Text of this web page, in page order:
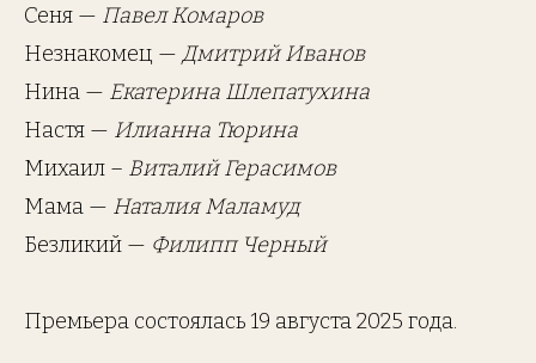
Сеня — Павел Комаров
Незнакомец — Дмитрий Иванов
Нина — Екатерина Шлепатухина
Настя — Илианна Тюрина
Михаил – Виталий Герасимов
Мама — Наталия Маламуд
Безликий — Филипп Черный
Премьера состоялась 19 августа 2025 года.